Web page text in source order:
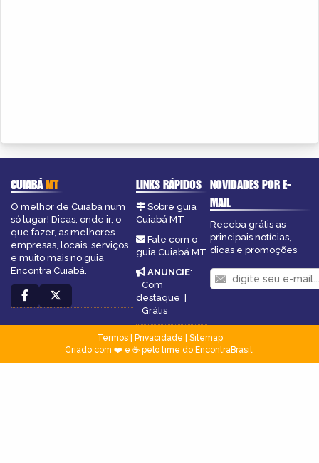
CUIABÁMT
O melhor de Cuiabá num
só lugar! Dicas, onde ir, o
que fazer, as melhores
empresas, locais, serviços
e muito mais no guia
Encontra Cuiabá.
LINKS RÁPIDOS
Sobre guia
Cuiabá MT
Fale com o
guia Cuiabá MT
ANUNCIE:
Com
destaque |
Grátis
NOVIDADES POR E-
MAIL
Receba grátis as
principais notícias,
dicas e promoções
Termos| Privacidade
Sitemap
Criado com ❤️ e ☕ pelo time do EncontraBrasil